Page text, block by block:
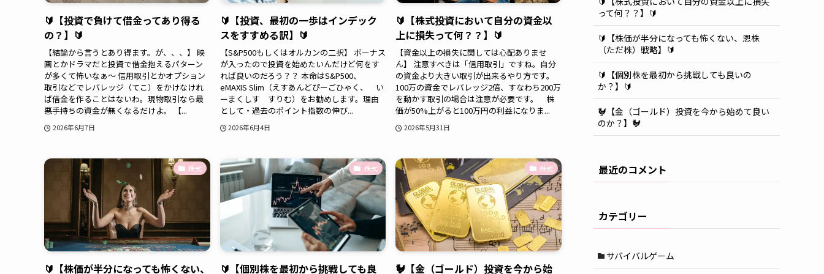
🔰【投資で負けて借金ってあり得る
の？】🔰
【結論から言うとあり得ます。が、、、】 映
画とかドラマだと投資で借金抱えるパターン
が多くて怖いなぁ〜 信用取引とかオプション
取引などでレバレッジ（てこ）をかけなけれ
ば借金を作ることはないわ。現物取引なら最
悪手持ちの資金が無くなるだけよ。 【...
2026年6月7日
🔰【投資、最初の一歩はインデック
スをすすめる訳】🔰
【S&P500もしくはオルカンの二択】 ボーナス
が入ったので投資を始めたいんだけど何をす
れば良いのだろう？？ 本命はS&P500、
eMAXIS Slim（えすあんどぴーごひゃく、 い
ーまくしす すりむ）をお勧めします。理由
として・過去のポイント指数の伸び...
2026年6月4日
🔰【株式投資において自分の資金以
上に損失って何？？】🔰
【資金以上の損失に関しては心配ありませ
ん】 注意すべきは「信用取引」ですね。自分
の資金より大きい取引が出来るやり方です。
100万の資金でレバレッジ2倍、すなわち200万
を動かす取引の場合は注意が必要です。 株
価が50%上がると100万円の利益になりま...
2026年5月31日
株式
🔰【株価が半分になっても怖くない、
株式
🔰【個別株を最初から挑戦しても良
株式
🐓【金（ゴールド）投資を今から始
って何？？】🔰
🔰【株価が半分になっても怖くない、恩株
（ただ株）戦略】🔰
🔰【個別株を最初から挑戦しても良いの
か？】🔰
🐓【金（ゴールド）投資を今から始めて良い
のか？】🐓
最近のコメント
カテゴリー
サバイバルゲーム